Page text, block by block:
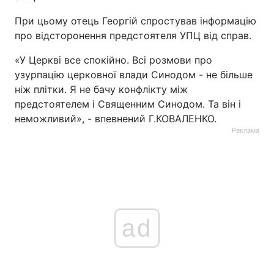
При цьому отець Георгій спростував інформацію
про відсторонення предстоятеля УПЦ від справ.
«У Церкві все спокійно. Всі розмови про
узурпацію церковної влади Синодом - не більше
ніж плітки. Я не бачу конфлікту між
предстоятелем і Священним Синодом. Та він і
неможливий», - впевнений Г.КОВАЛЕНКО.
Реклама
ad